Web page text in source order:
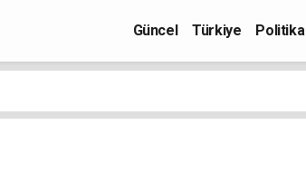
Güncel Türkiye Politika